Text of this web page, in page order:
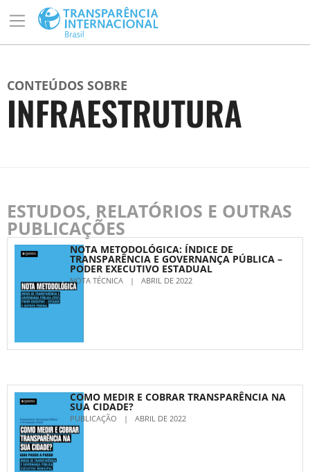
CONTEÚDOS SOBRE
INFRAESTRUTURA
ESTUDOS, RELATÓRIOS E OUTRAS
PUBLICAÇÕES
NOTA METODOLÓGICA: ÍNDICE DE
TRANSPARÊNCIA E GOVERNANÇA PÚBLICA –
PODER EXECUTIVO ESTADUAL
NOTA TÉCNICA | ABRIL DE 2022
COMO MEDIR E COBRAR TRANSPARÊNCIA NA
SUA CIDADE?
PUBLICAÇÃO | ABRIL DE 2022